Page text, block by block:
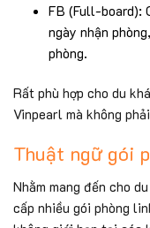
FB (Full-board):
ngày nhận
phòng.
Rất phù hợp cho du
Vinpearl mà không
Thuật ngữ gói
Nhằm mang đến cho
cấp nhiều gói phòng